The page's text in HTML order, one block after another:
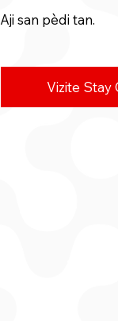
Aji san pèdi tan.
Vizite Stay